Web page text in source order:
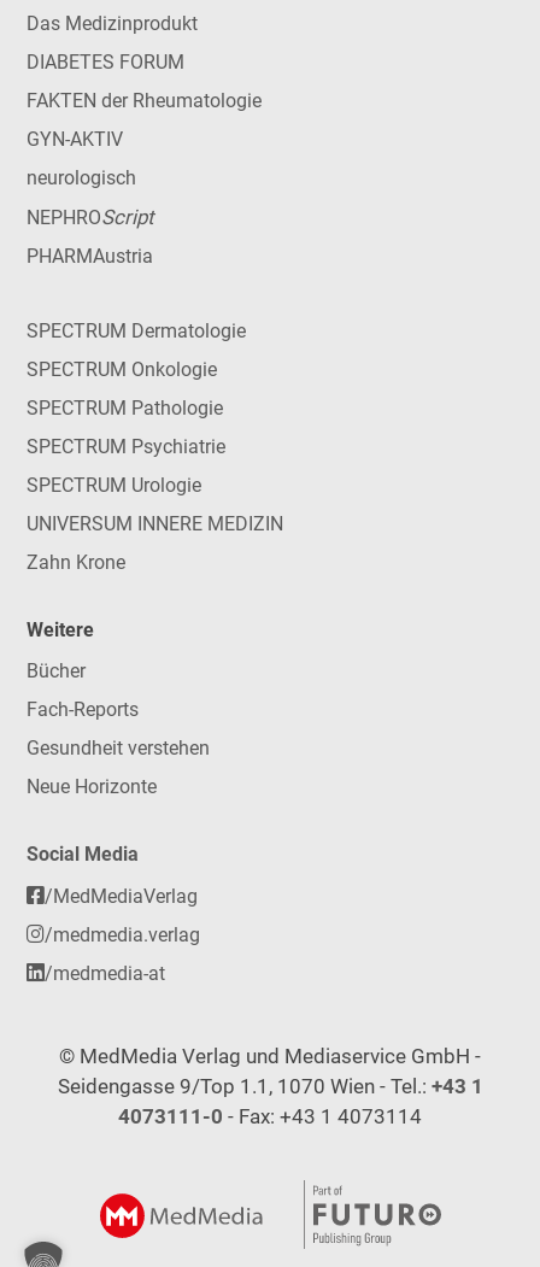
Das Medizinprodukt
DIABETES FORUM
FAKTEN der Rheumatologie
GYN-AKTIV
neurologisch
NEPHROScript
PHARMAustria
SPECTRUM Dermatologie
SPECTRUM Onkologie
SPECTRUM Pathologie
SPECTRUM Psychiatrie
SPECTRUM Urologie
UNIVERSUM INNERE MEDIZIN
Zahn Krone
Weitere
Bücher
Fach-Reports
Gesundheit verstehen
Neue Horizonte
Social Media
/MedMediaVerlag
/medmedia.verlag
/medmedia-at
© MedMedia Verlag und Mediaservice GmbH -
Seidengasse 9/Top 1.1, 1070 Wien - Tel.: +43 1
4073111-0 - Fax: +43 1 4073114